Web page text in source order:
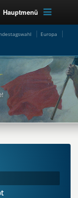
Hauptmenü
Europa